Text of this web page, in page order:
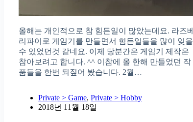
올해는 개인적으로 참 힘든일이 많았는데요. 라즈베
리파이로 게임기를 만들면서 힘든일들을 많이 잊을
수 있었던것 같네요. 이제 당분간은 게임기 제작은
참아보려고 합니다. ^^ 이참에 올 한해 만들었던 작
품들을 한번 되짚어 봤습니다. 2월…
Private > Game, Private > Hobby
2018년 11월 18일